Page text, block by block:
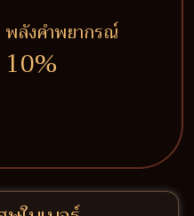
พลังคำพยากรณ์
10%